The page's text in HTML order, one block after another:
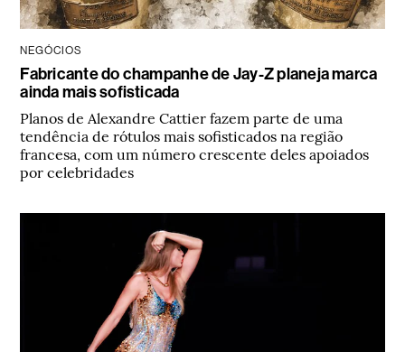
NEGÓCIOS
Fabricante do champanhe de Jay-Z planeja marca
ainda mais sofisticada
Planos de Alexandre Cattier fazem parte de uma
tendência de rótulos mais sofisticados na região
francesa, com um número crescente deles apoiados
por celebridades